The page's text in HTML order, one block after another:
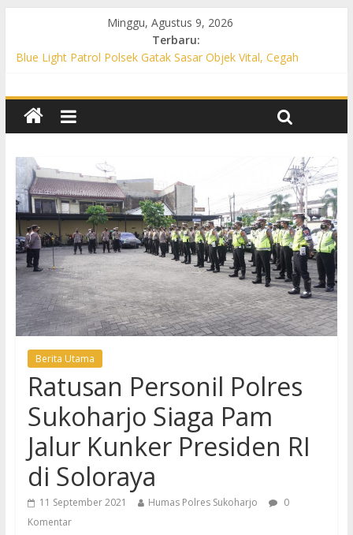
Minggu, Agustus 9, 2026
Terbaru:
Blue Light Patrol Polsek Gatak Sasar Objek Vital, Cegah
Permukiman, Antisipasi 3C dan Gangguan Kamtibmas
Patroli KRYD Polsek Baki Sisir Titik Rawan, Cegah 3C hingga
Patroli Blue Light Polsek Nguter Sasar Perbankan hingga
Permukiman, Antisipasi 3C dan Gangguan Kamtibmas
Blue Light Patrol Polsek Tawangsari Sisir Belasan Desa, Cegah
Kejahatan 3C dan Gangguan Kamtibmas
Berita Utama
Ratusan Personil Polres
Sukoharjo Siaga Pam
Jalur Kunker Presiden RI
di Soloraya
11 September 2021 Humas Polres Sukoharjo
0
Komentar